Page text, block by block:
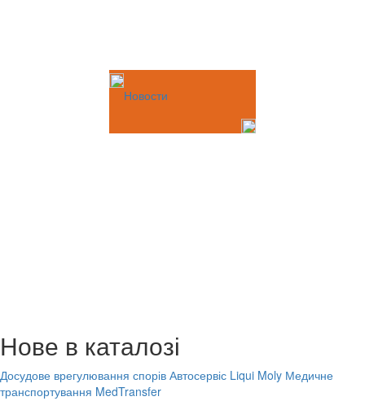
Новости
Нове в каталозі
Досудове врегулювання спорів Автосервіс Liqui Moly Медичне
транспортування MedTransfer